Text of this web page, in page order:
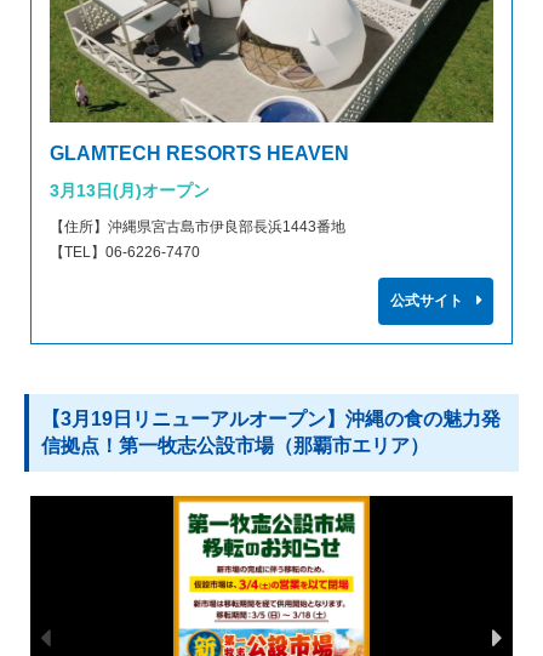
GLAMTECH RESORTS HEAVEN
3月13日(月)オープン
【住所】沖縄県宮古島市伊良部長浜1443番地
【TEL】06-6226-7470
公式サイト
【3月19日リニューアルオープン】沖縄の食の魅力発
信拠点！第一牧志公設市場（那覇市エリア）